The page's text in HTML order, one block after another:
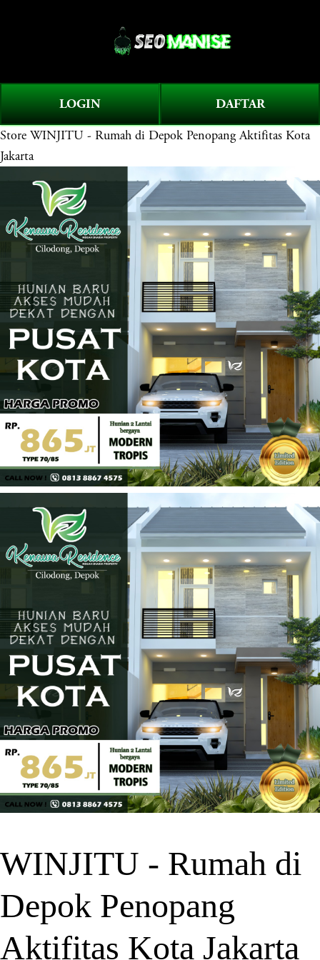
n
M
e
n
LOGIN DAFTAR
Store WINJITU - Rumah di Depok Penopang Aktifitas Kota
Jakarta
WINJITU - Rumah di
Depok Penopang
Aktifitas Kota Jakarta